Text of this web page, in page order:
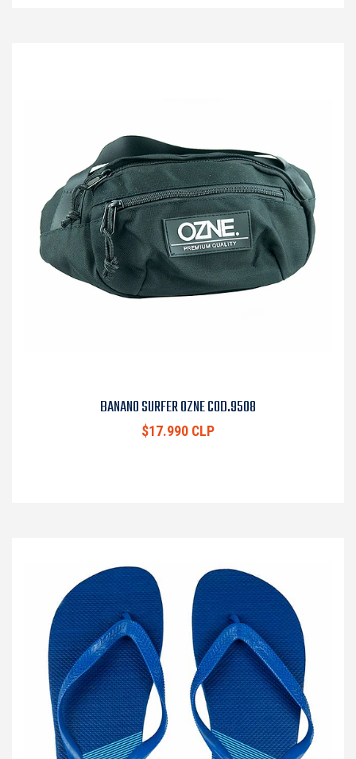
BANANO SURFER OZNE COD.9508
$17.990 CLP